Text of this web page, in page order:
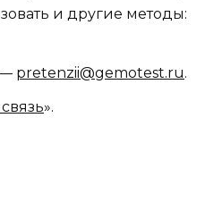
и другие методы:
— pretenzii@gemotest.ru.
».